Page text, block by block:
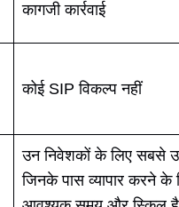
कागजी कार्रवाई
कोई SIP विकल्प नहीं
उन निवेशकों के लिए सबसे
जिनके पास व्यापार करने के